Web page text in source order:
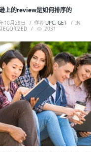
上的review是如何排序的
10月29日 作者 UPC, GET
IN
2031